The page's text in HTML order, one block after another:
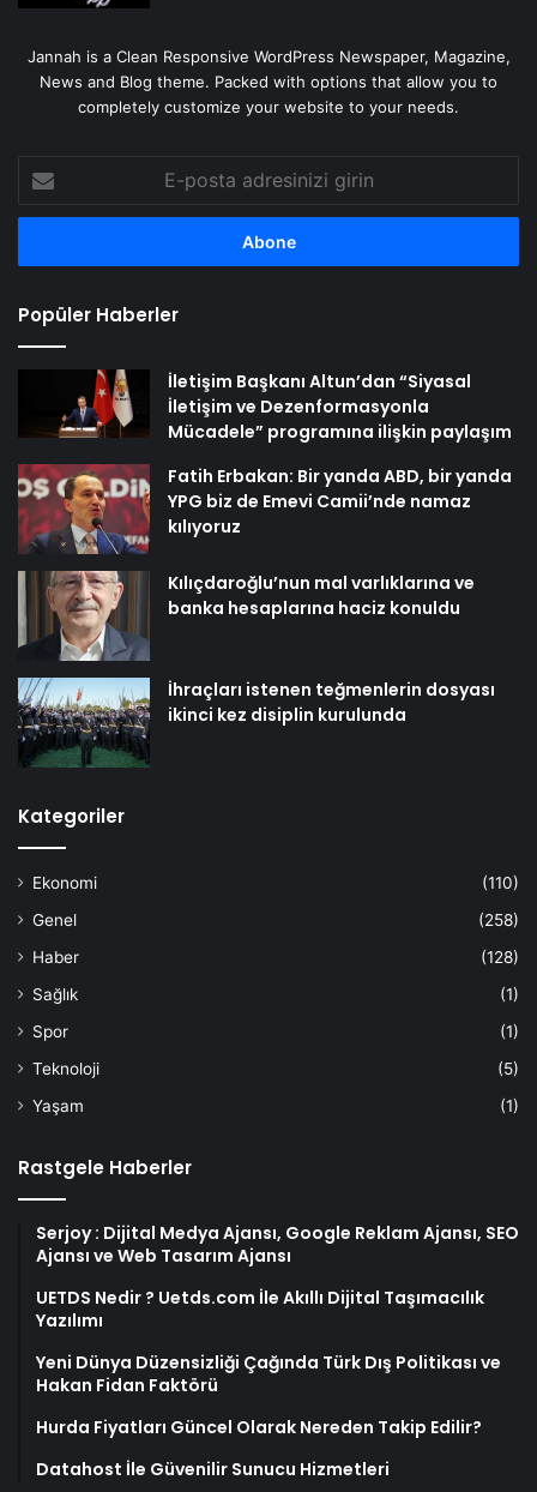
Jannah is a Clean Responsive WordPress Newspaper, Magazine,
News and Blog theme. Packed with options that allow you to
completely customize your website to your needs.
posta
adresinizi
Popüler Haberler
İletişim Başkanı Altun’dan “Siyasal
İletişim ve Dezenformasyonla
Mücadele” programına ilişkin paylaşım
Fatih Erbakan: Bir yanda ABD, bir yanda
YPG biz de Emevi Camii’nde namaz
kılıyoruz
Kılıçdaroğlu’nun mal varlıklarına ve
banka hesaplarına haciz konuldu
İhraçları istenen teğmenlerin dosyası
ikinci kez disiplin kurulunda
Kategoriler
Ekonomi
(110)
Genel
(258)
Haber
(128)
Sağlık
(1)
Spor
(1)
Teknoloji
(5)
Yaşam
(1)
Rastgele Haberler
Serjoy : Dijital Medya Ajansı, Google Reklam Ajansı, SEO
Ajansı ve Web Tasarım Ajansı
UETDS Nedir ? Uetds.com İle Akıllı Dijital Taşımacılık
Yazılımı
Yeni Dünya Düzensizliği Çağında Türk Dış Politikası ve
Hakan Fidan Faktörü
Hurda Fiyatları Güncel Olarak Nereden Takip Edilir?
Datahost İle Güvenilir Sunucu Hizmetleri